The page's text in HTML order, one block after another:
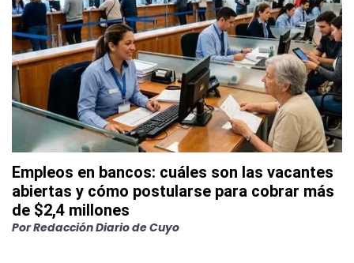
Empleos en bancos: cuáles son las vacantes
abiertas y cómo postularse para cobrar más
de $2,4 millones
PorRedacción Diario de Cuyo